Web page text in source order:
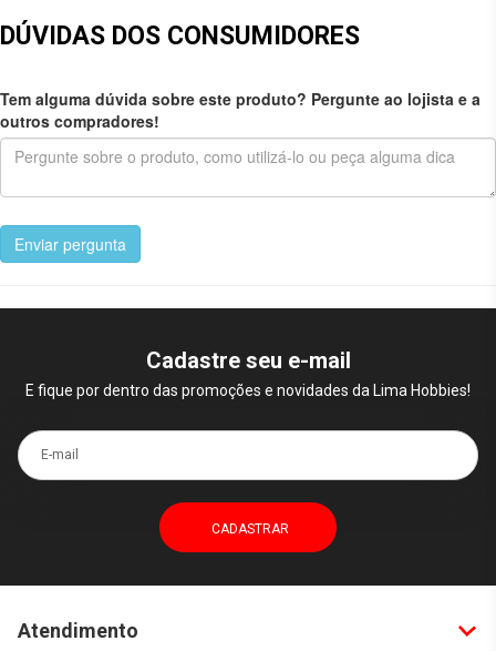
DÚVIDAS DOS CONSUMIDORES
Tem alguma dúvida sobre este produto? Pergunte ao lojista e a
outros compradores!
Enviar pergunta
Cadastre seu e-mail
E fique por dentro das promoções e novidades da Lima Hobbies!
E-mail
Atendimento